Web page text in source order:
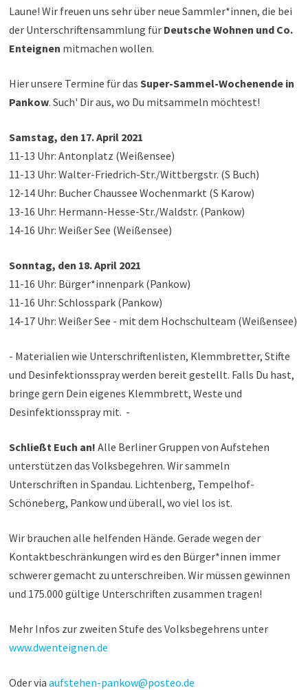
Laune! Wir freuen uns sehr über neue Sammler*innen, die bei
der Unterschriftensammlung fürDeutsche Wohnen und Co.
Enteignen mitmachen wollen.
Hier unsere Termine für das Super-Sammel-Wochenende in
Pankow. Such' Dir aus, wo Du mitsammeln möchtest!
Samstag, den 17. April 2021
11-13 Uhr: Antonplatz (Weißensee)
11-13 Uhr: Walter-Friedrich-Str./Wittbergstr. (S Buch)
12-14 Uhr: Bucher Chaussee Wochenmarkt (S Karow)
13-16 Uhr: Hermann-Hesse-Str./Waldstr. (Pankow)
14-16 Uhr: Weißer See (Weißensee)
Sonntag, den 18. April 2021
11-16 Uhr: Bürger*innenpark (Pankow)
11-16 Uhr: Schlosspark (Pankow)
14-17 Uhr: Weißer See - mit dem Hochschulteam (Weißensee)
- Materialien wie Unterschriftenlisten, Klemmbretter, Stifte
und Desinfektionsspray werden bereit gestellt. Falls Du hast,
bringe gern Dein eigenes Klemmbrett, Weste und
Desinfektionsspray mit. -
Schließt Euch an! Alle Berliner Gruppen von Aufstehen
unterstützen das Volksbegehren. Wir sammeln
Unterschriften in Spandau. Lichtenberg, Tempelhof-
Schöneberg, Pankow und überall, wo viel los ist.
Wir brauchen alle helfenden Hände. Gerade wegen der
Kontaktbeschränkungen wird es den Bürger*innen immer
schwerer gemacht zu unterschreiben. Wir müssen gewinnen
und 175.000 gültige Unterschriften zusammen tragen!
Mehr Infos zur zweiten Stufe des Volksbegehrens unter
www.dwenteignen.de
Oder via aufstehen-pankow@posteo.de